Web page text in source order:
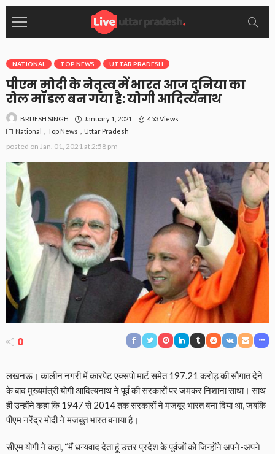
NATIONAL TOP NEWS UTTAR PRADESH
पीएम मोदी के नेतृत्व में भारत आज दुनिया का
रोल मॉडल बन गया है: योगी आदित्यनाथ
BRIJESH SINGH January 1, 2021
453 Views
National
Top News Uttar Pradesh
posted on Jan. 01, 2021 at 2:58 pm
0
लखनऊ। कालीन नगरी में कारपेट एक्सपो मार्ट समेत 197.21 करोड़ की सौगात देने
के बाद मुख्यमंत्री योगी आदित्यनाथ ने पूर्व की सरकारों पर जमकर निशाना साधा। साथ
ही उन्होंने कहा कि 1947 से 2014 तक सरकारों ने मजबूर भारत बना दिया था, जबकि
पीएम नरेंद्र मोदी ने मजबूत भारत बनाया है।
सीएम योगी ने कहा, “मैं धन्यवाद देता हूं उत्तर प्रदेश के पूर्वजों को जिन्होंने अपने-अपने